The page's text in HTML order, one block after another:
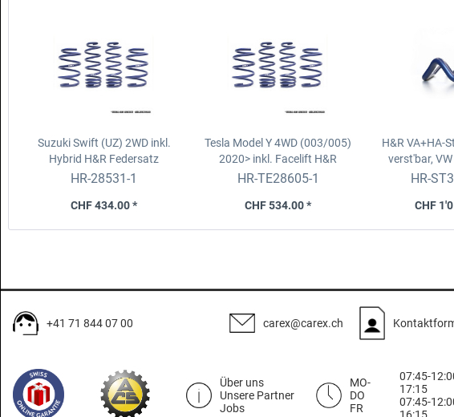
Suzuki Swift (UZ) 2WD inkl.
Hybrid H&R Federsatz
HR-28531-1
CHF 434.00 *
Tesla Model Y 4WD (003/005)
2020> inkl. Facelift H&R
Federsatz
HR-TE28605-1
CHF 534.00 *
H&R VA+HA-
verst'bar,
HR-
CHF
+41 71 844 07 00 carex@carex.ch
Über uns
Unsere Partner
Jobs
MO-
DO
FR
07:45-
17:15
07:45-